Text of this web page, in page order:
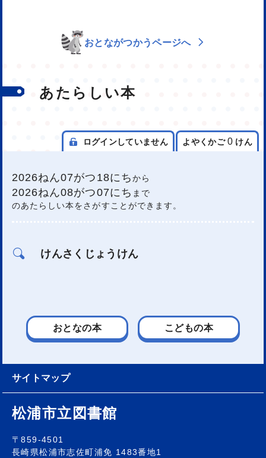
おとながつかうページへ
あたらしい本
ログインしていません よやくかご 0 けん
2026ねん07がつ18にちから
2026ねん08がつ07にち まで
のあたらしい本をさがすことができます。
けんさくじょうけん
おとなの本 こどもの本
サイトマップ
松浦市立図書館
〒859-4501
長崎県松浦市志佐町浦免 1483番地1